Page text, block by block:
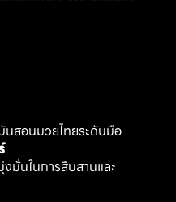
นสอนมวยไทยระดับมือ
มั่นในการสืบสานและ